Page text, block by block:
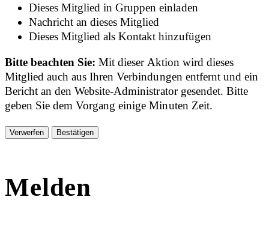
Dieses Mitglied in Gruppen einladen
Nachricht an dieses Mitglied
Dieses Mitglied als Kontakt hinzufügen
Bitte beachten Sie:Mit dieser Aktion wird dieses
Mitglied auch aus Ihren Verbindungen entfernt und ein
Bericht an den Website-Administrator gesendet. Bitte
geben Sie dem Vorgang einige Minuten Zeit.
Bestätigen
Melden